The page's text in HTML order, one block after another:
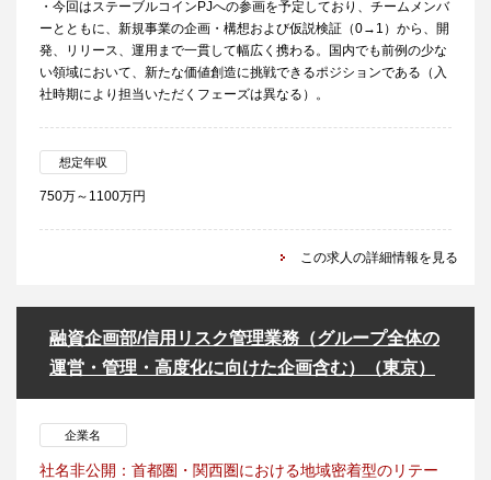
・今回はステーブルコインPJへの参画を予定しており、チームメンバ
ーとともに、新規事業の企画・構想および仮説検証（0→1）から、開
発、リリース、運用まで一貫して幅広く携わる。国内でも前例の少な
い領域において、新たな価値創造に挑戦できるポジションである（入
社時期により担当いただくフェーズは異なる）。
想定年収
750万～1100万円
この求人の詳細情報を見る
融資企画部/信用リスク管理業務（グループ全体の
運営・管理・高度化に向けた企画含む）（東京）
企業名
社名非公開：首都圏・関西圏における地域密着型のリテー